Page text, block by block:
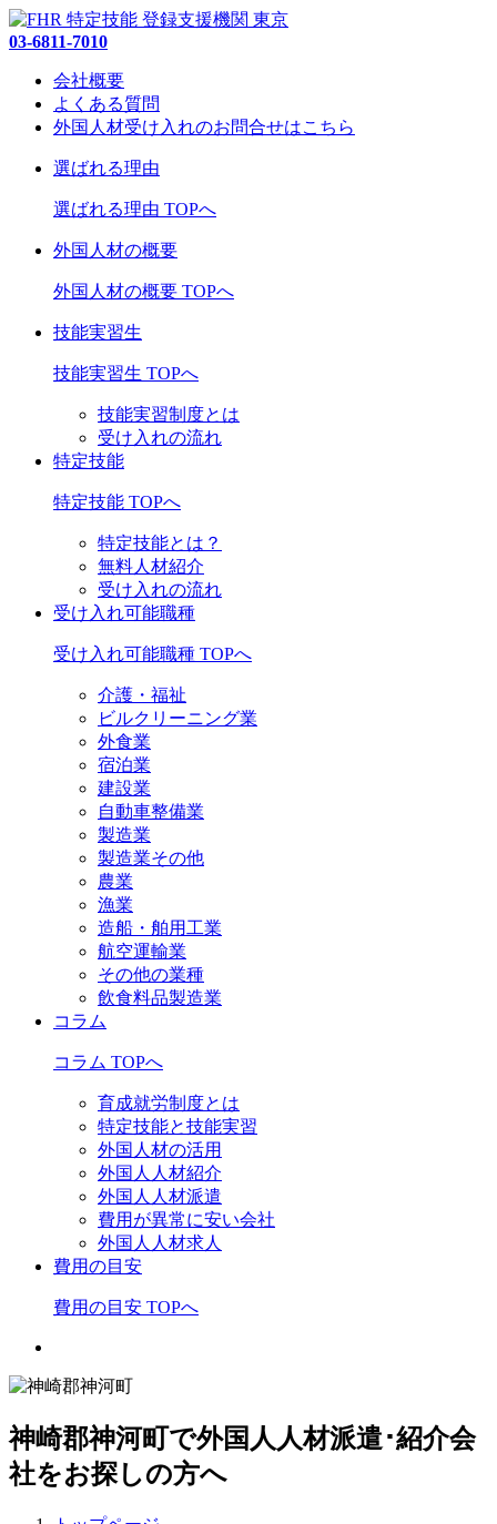
03-6811-7010
会社概要
よくある質問
外国人材受け入れのお問合せはこちら
選ばれる理由
選ばれる理由 TOPへ
外国人材の概要
外国人材の概要 TOPへ
技能実習生
技能実習生 TOPへ
技能実習制度とは
受け入れの流れ
特定技能
特定技能 TOPへ
特定技能とは？
無料人材紹介
受け入れの流れ
受け入れ可能職種
受け入れ可能職種 TOPへ
介護・福祉
ビルクリーニング業
外食業
宿泊業
建設業
自動車整備業
製造業
製造業その他
農業
漁業
造船・舶用工業
航空運輸業
その他の業種
飲食料品製造業
コラム
コラム TOPへ
育成就労制度とは
特定技能と技能実習
外国人材の活用
外国人人材紹介
外国人人材派遣
費用が異常に安い会社
外国人人材求人
費用の目安
費用の目安 TOPへ
神崎郡神河町で外国人人材派遣･紹介会
社をお探しの方へ